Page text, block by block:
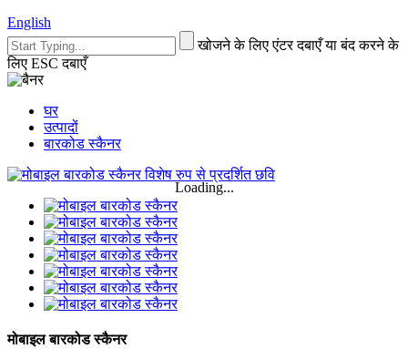
English
खोजने के लिए एंटर दबाएँ या बंद करने के
लिए ESC दबाएँ
घर
उत्पादों
बारकोड स्कैनर
Loading...
मोबाइल बारकोड स्कैनर